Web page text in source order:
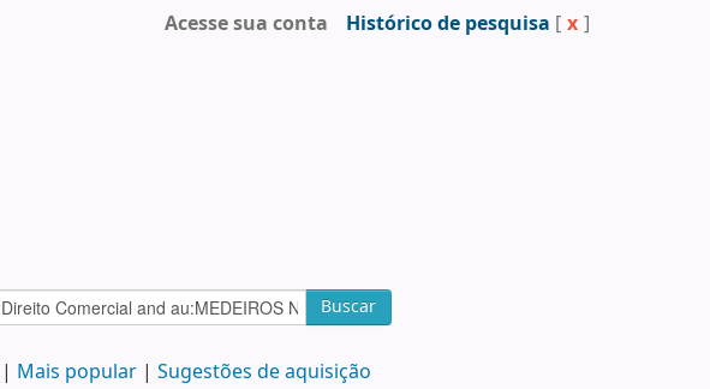
Acesse sua conta Histórico de pesquisa [ x ]
Buscar
Mais popular Sugestões de aquisição